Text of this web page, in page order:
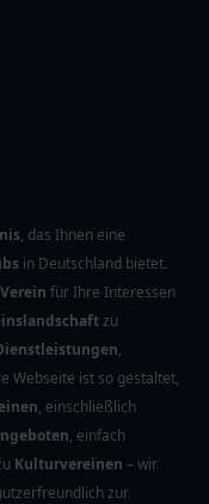
, das Ihnen eine
in Deutschland bietet.
Verein für Ihre Interessen
zu
,
Webseite ist so gestaltet,
, einschließlich
, einfach
Kulturvereinen – wir
zur